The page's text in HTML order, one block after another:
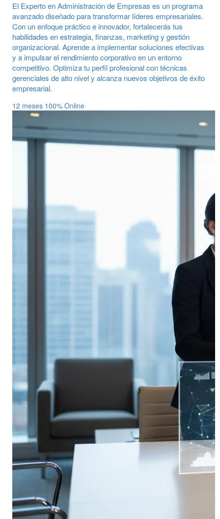
El Experto en Administración de Empresas es un programa
avanzado diseñado para transformar líderes empresariales.
Con un enfoque práctico e innovador, fortalecerás tus
habilidades en estrategia, finanzas, marketing y gestión
organizacional. Aprende a implementar soluciones efectivas
y a impulsar el rendimiento corporativo en un entorno
competitivo. Optimiza tu perfil profesional con técnicas
gerenciales de alto nivel y alcanza nuevos objetivos de éxito
empresarial.
12 meses 100% Online